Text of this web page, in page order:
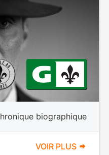
biographique
VOIR PLUS